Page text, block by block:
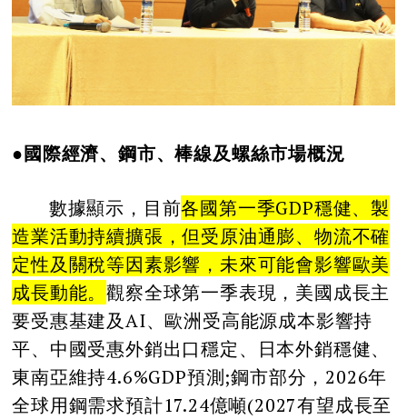
●國際經濟、鋼市、棒線及螺絲市場概況
數據顯示，目前各國第一季GDP穩健、製
造業活動持續擴張，但受原油通膨、物流不確
定性及關稅等因素影響，未來可能會影響歐美
成長動能。觀察全球第一季表現，美國成長主
要受惠基建及AI、歐洲受高能源成本影響持
平、中國受惠外銷出口穩定、日本外銷穩健、
東南亞維持4.6%GDP預測;鋼市部分，2026年
全球用鋼需求預計17.24億噸(2027有望成長至